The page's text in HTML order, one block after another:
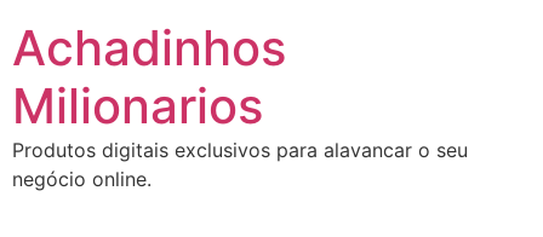
para
conteúdo
Achadinhos
Milionarios
Produtos digitais exclusivos para alavancar o seu
negócio online.